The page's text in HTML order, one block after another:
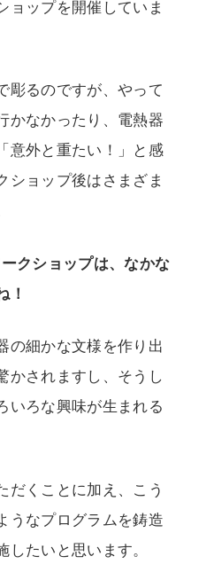
ョップを開催していま
彫るのですが、やって
かなかったり、電熱器
意外と重たい！」と感
ショップ後はさまざま
クショップは、なかな
！
の細かな文様を作り出
かされますし、そうし
いろな興味が生まれる
だくことに加え、こう
うなプログラムを鋳造
したいと思います。